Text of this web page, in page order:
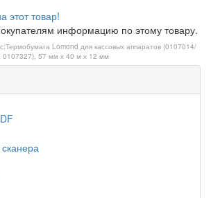
этот товар!
информацию по этому товару.
Термобумага Lomond для кассовых аппаратов (0107014/
0107327), 57 мм х 40 м х 12 мм